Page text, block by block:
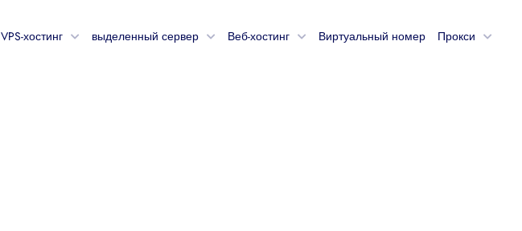
VPS-хостинг выделенный сервер Веб-хостинг Виртуальный номер Прокси